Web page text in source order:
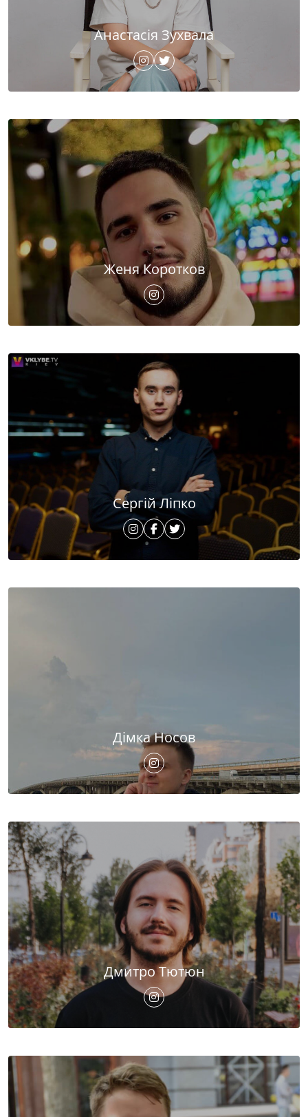
Анастасія Зухвала
Женя Коротков
Сергій Ліпко
Дімка Носов
Дмитро Тютюн